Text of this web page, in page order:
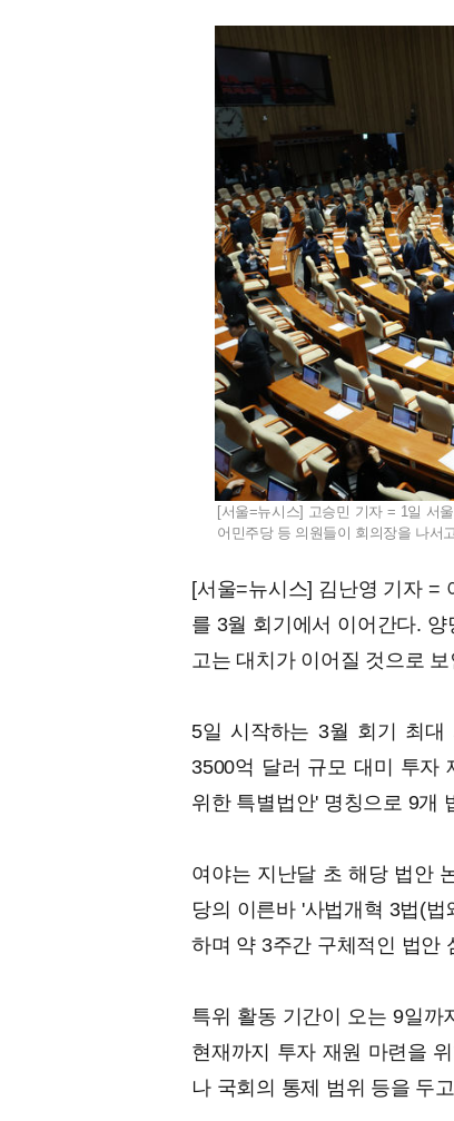
[서울=뉴시스] 고승민 기자 = 1일 서
어민주당 등 의원들이 회의장을 나서
[서울=뉴시스] 김난영 기자 =
를 3월 회기에서 이어간다.
고는 대치가 이어질 것으로 보
5일 시작하는 3월 회기 최대
3500억 달러 규모 대미 투자
위한 특별법안' 명칭으로 9개
여야는 지난달 초 해당 법안
당의 이른바 '사법개혁 3법(
하며 약 3주간 구체적인 법안
특위 활동 기간이 오는 9일까
현재까지 투자 재원 마련을
나 국회의 통제 범위 등을 두